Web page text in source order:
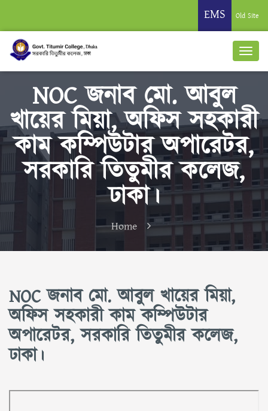
EMS Old Site
NOC জনাব মো. আবুল
খায়ের মিয়া, অফিস সহকারী
কাম কম্পিউটার অপারেটর,
সরকারি তিতুমীর কলেজ,
ঢাকা।
Home
NOC জনাব মো. আবুল খায়ের মিয়া,
অফিস সহকারী কাম কম্পিউটার
অপারেটর, সরকারি তিতুমীর কলেজ,
ঢাকা।